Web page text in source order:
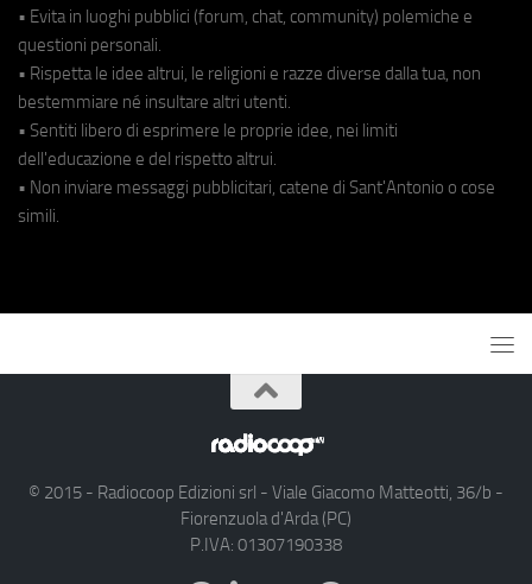
• Evita in luoghi pubblici (forum, chat, community) polemiche e
questioni personali.
• Rispetta le idee altrui, le religioni e razze diverse dalla tua, non
bestemmiare né insultare altri utenti.
• Sentiti libero di esprimere le proprie idee, nei limiti
dell'educazione e del rispetto altrui.
• Non inviare messaggi pubblicitari, catene di Sant'Antonio o cose
simili.
© 2015 - Radiocoop Edizioni srl - Viale Giacomo Matteotti, 36/b -
Fiorenzuola d'Arda (PC)
P.IVA: 01307190338